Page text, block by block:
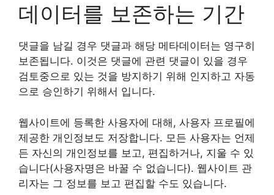
데이터를 보존하는 기간
댓글을 남길 경우 댓글과 해당 메타데이터는 영구히
보존됩니다. 이것은 댓글에 관련 댓글이 있을 경우
검토중으로 있는 것을 방지하기 위해 인지하고 자동
으로 승인하기 위해서 입니다.
웹사이트에 등록한 사용자에 대해, 사용자 프로필에
제공한 개인정보도 저장합니다. 모든 사용자는 언제
든 자신의 개인정보를 보고, 편집하거나, 지울 수 있
습니다(사용자명은 바꿀 수 없습니다). 웹사이트 관
리자는 그 정보를 보고 편집할 수도 있습니다.